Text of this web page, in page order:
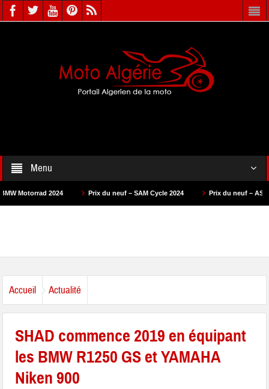
Menu
2024 Prix du neuf – SAM Cycle 2024 Prix du neuf – AS Motors 2024
Accueil Actualité
SHAD commence 2019 en équipant
les BMW R1250 GS et YAMAHA
Niken 900